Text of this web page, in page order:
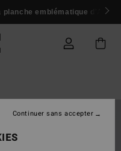
planche emblématique d'Andy
Continuer sans accepter